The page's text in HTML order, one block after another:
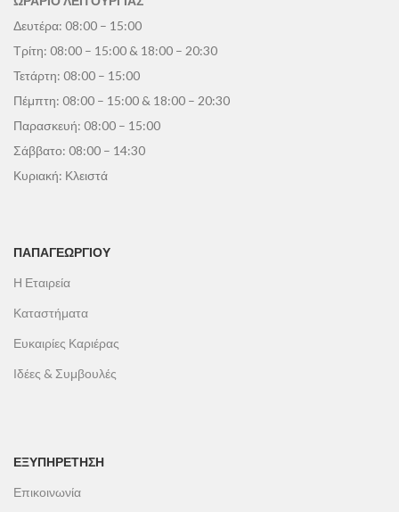
Δευτέρα: 08:00 – 15:00
Τρίτη: 08:00 – 15:00 & 18:00 – 20:30
Τετάρτη: 08:00 – 15:00
Πέμπτη: 08:00 – 15:00 & 18:00 – 20:30
Παρασκευή: 08:00 – 15:00
Σάββατο: 08:00 – 14:30
Κυριακή: Κλειστά
ΠΑΠΑΓΕΩΡΓΊΟΥ
Η Εταιρεία
Καταστήματα
Ευκαιρίες Καριέρας
Ιδέες & Συμβουλές
ΕΞΥΠΗΡΕΤΗΣΗ
Επικοινωνία